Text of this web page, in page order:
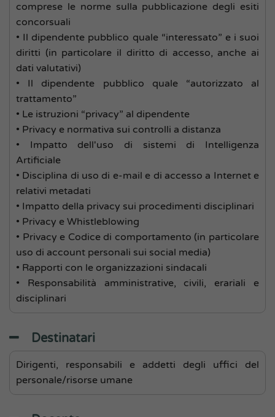
comprese le norme sulla pubblicazione degli esiti
concorsuali
• Il dipendente pubblico quale “interessato” e i suoi
diritti (in particolare il diritto di accesso, anche ai
dati valutativi)
• Il dipendente pubblico quale “autorizzato al
trattamento”
• Le istruzioni “privacy” al dipendente
• Privacy e normativa sui controlli a distanza
• Impatto dell'uso di sistemi di Intelligenza
Artificiale
• Disciplina di uso di e-mail e di accesso a Internet e
relativi metadati
• Impatto della privacy sui procedimenti disciplinari
• Privacy e Whistleblowing
• Privacy e Codice di comportamento (in particolare
uso di account personali sui social media)
• Rapporti con le organizzazioni sindacali
• Responsabilità amministrative, civili, erariali e
disciplinari
Destinatari
Dirigenti, responsabili e addetti degli uffici del
personale/risorse umane